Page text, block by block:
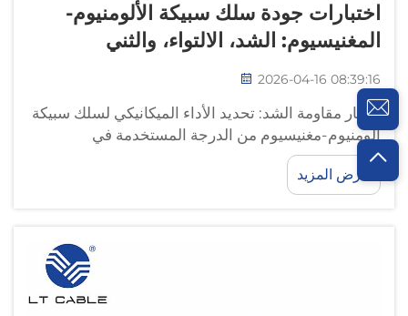
اختبارات جودة سلك سبيكة الألومنيوم-
المغنيسيوم: الشد، الالتواء، والثني
2026-04-16 08:39:16
اختبار مقاومة الشد: تحديد الأداء الميكانيكي لسلك سبيكة
ألومنيوم-مغنيسيوم من الدرجة المستخدمة في
الموصلات؛ وتشمل مقاومة الخضوع ومقاومة الشد
القصوى في سلك سبيكة ألومنيوم-مغنيسيوم من الدرجة
المستخدمة في الموصلات. ويشير نطاق مقاومة الخضوع
عرض المزيد